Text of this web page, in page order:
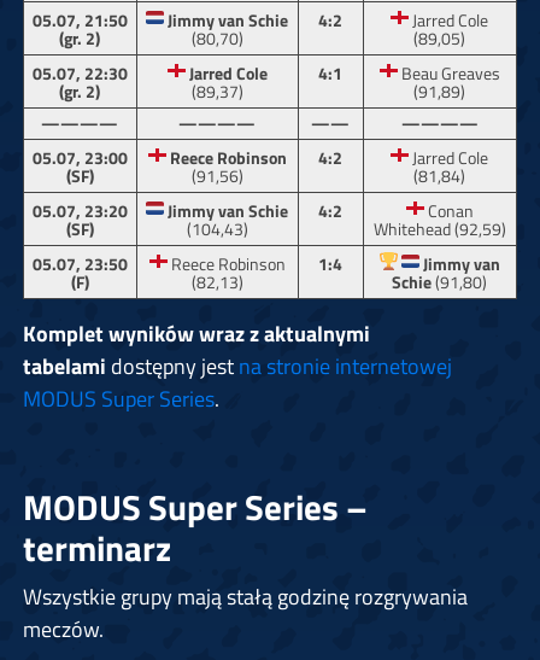
05.07, 21:50
(gr. 2)
Jimmy van Schie
(80,70)
4:2 Jarred Cole
(89,05)
05.07, 22:30
(gr. 2)
Jarred Cole
(89,37)
4:1 Beau Greaves
(91,89)
————
———— ——
————
05.07, 23:00
(SF)
Reece Robinson
(91,56)
4:2 Jarred Cole
(81,84)
05.07, 23:20
(SF)
Jimmy van Schie
(104,43)
4:2 Conan
Whitehead (92,59)
05.07, 23:50
(F)
Reece Robinson
(82,13)
1:4 Jimmy van
Schie(91,80)
Komplet wyników wraz z aktualnymi
tabelami dostępny jestna stronie internetowej
MODUS Super Series.
MODUS Super Series –
terminarz
Wszystkie grupy mają stałą godzinę rozgrywania
meczów.